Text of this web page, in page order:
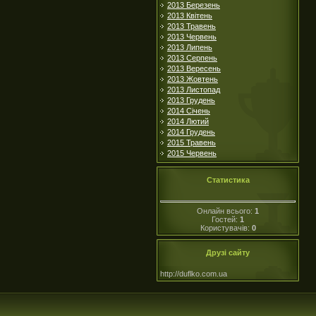
2013 Березень
2013 Квітень
2013 Травень
2013 Червень
2013 Липень
2013 Серпень
2013 Вересень
2013 Жовтень
2013 Листопад
2013 Грудень
2014 Січень
2014 Лютий
2014 Грудень
2015 Травень
2015 Червень
Статистика
Онлайн всього: 1
Гостей: 1
Користувачів: 0
Друзі сайту
http://duflko.com.ua